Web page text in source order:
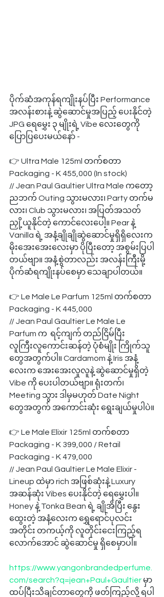
ပိုက်ဆံအကုန်ရကျိုးနပ်ပြီး Performance
အလန်းစားနဲ့ ဆွဲဆောင်မှုအပြည့် ပေးနိုင်တဲ့
JPG ရေမွှေး ၃ မျိုးရဲ့ Vibe လေးတွေကို
ပြောပြပေးမယ်နော် -
👉 Ultra Male 125ml တက်စတာ
Packaging - K 455,000 (In stock)
// Jean Paul Gaultier Ultra Male ကတော့
ညဘက် Outing သွားမလား၊ Party တက်မ
လား၊ Club သွားမလား၊ အပြတ်အသတ်
ညှို့ယူနိုင်တဲ့ ကောင်လေးပေါ့။ Pear နဲ့
Vanilla ရဲ့ အနံ့ချိုချိုဆွဲဆောင်မှုရှိရှိလေးက
မိုးအေးအေးလေးမှာ ပိုပြီးတော့ အစွမ်းပြပါ
တယ်ဗျာ။ အနံ့စွဲတာလည်း အလန်းကြီးမို့
ပိုက်ဆံရကျိုးနပ်စေမှာ သေချာပါတယ်။
👉 Le Male Le Parfum 125ml တက်စတာ
Packaging - K 445,000
// Jean Paul Gaultier Le Male Le
Parfum က  ရင့်ကျက် တည်ငြိမ်ပြီး
လူကြီးလူကောင်းဆန်တဲ့ ပုံစံမျိုး ကြိုက်သူ
တွေအတွက်ပါ။ Cardamom နဲ့ Iris အနံ့
လေးက အေးအေးလူလူနဲ့ ဆွဲဆောင်မှုရှိတဲ့
Vibe ကို ပေးပါတယ်ဗျာ။ ရုံးတက်၊
Meeting သွား ဒါမှမဟုတ် Date Night
တွေအတွက် အကောင်းဆုံး ရွေးချယ်မှုပါပဲ။
👉 Le Male Elixir 125ml တက်စတာ
Packaging - K 399,000 / Retail
Packaging - K 479,000
// Jean Paul Gaultier Le Male Elixir -
Lineup ထဲမှာ rich အဖြစ်ဆုံးနဲ့ Luxury
အဆန်ဆုံး Vibes ပေးနိုင်တဲ့ ရေမွှေးပါ။
Honey နဲ့ Tonka Bean ရဲ့ ချိုအိပြီး နွေး
ထွေးတဲ့ အနံ့လေးက ရွှေရောင်ပုလင်း
အတိုင်း တကယ့်ကို လူတိုင်းငေးကြည့်ရ
လောက်အောင် ဆွဲဆောင်မှု ရှိစေမှာပါ။
https://www.yangonbrandedperfume.
com/search?q=jean+Paul+Gaultier မှာ
ထပ်ပြီးသိချင်တာတွေကို ဖတ်ကြည့်လို့ ရပါ